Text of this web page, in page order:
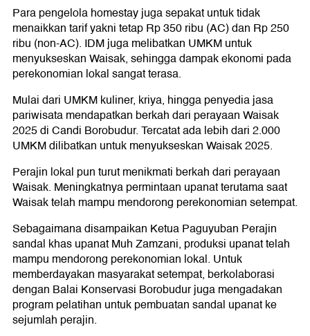
Para pengelola homestay juga sepakat untuk tidak
menaikkan tarif yakni tetap Rp 350 ribu (AC) dan Rp 250
ribu (non-AC). IDM juga melibatkan UMKM untuk
menyukseskan Waisak, sehingga dampak ekonomi pada
perekonomian lokal sangat terasa.
Mulai dari UMKM kuliner, kriya, hingga penyedia jasa
pariwisata mendapatkan berkah dari perayaan Waisak
2025 di Candi Borobudur. Tercatat ada lebih dari 2.000
UMKM dilibatkan untuk menyukseskan Waisak 2025.
Perajin lokal pun turut menikmati berkah dari perayaan
Waisak. Meningkatnya permintaan upanat terutama saat
Waisak telah mampu mendorong perekonomian setempat.
Sebagaimana disampaikan Ketua Paguyuban Perajin
sandal khas upanat Muh Zamzani, produksi upanat telah
mampu mendorong perekonomian lokal. Untuk
memberdayakan masyarakat setempat, berkolaborasi
dengan Balai Konservasi Borobudur juga mengadakan
program pelatihan untuk pembuatan sandal upanat ke
sejumlah perajin.